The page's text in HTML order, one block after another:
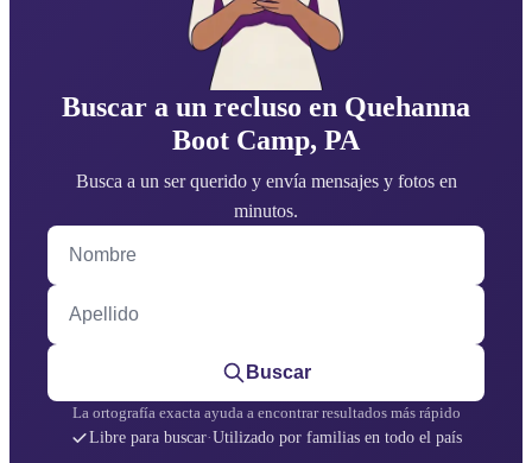
Buscar a un recluso en Quehanna
Boot Camp, PA
Busca a un ser querido y envía mensajes y fotos en
minutos.
Nombre
Apellido
Buscar
La ortografía exacta ayuda a encontrar resultados más rápido
Libre para buscar·Utilizado por familias en todo el país